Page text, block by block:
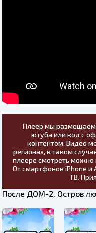
Плеер мы размещаем
ютуба или код с
контентом. Видео
регионах, в таком
плеере смотреть можно
От смартфонов iPhone и
ТВ.
После ДОМ-2. Остров